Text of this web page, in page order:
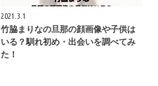
2021.3.1
竹脇まりなの旦那の顔画像や子供は
いる？馴れ初め・出会いを調べてみ
た！